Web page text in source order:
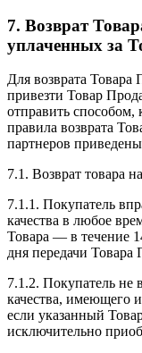
7. Возврат
уплаченных за
Для возврата
привезти Товар
отправить
правила возврата
партнеров
7.1. Возврат товара
7.1.1. Покупатель
качества в любое
Товара — в течение
дня передачи Товара
7.1.2. Покупатель не
качества, имеющего
если указанный
исключительно